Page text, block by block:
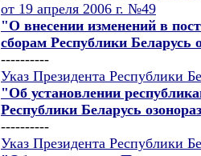
от 19 апреля 2006 г. №49
"О внесении изменений в
сборам Республики Беларусь
----------
Указ Президента Республики
"Об установлении
Республики Беларусь
----------
Указ Президента Республики